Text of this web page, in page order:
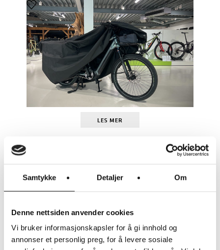
Samtykke Detaljer Om
Denne nettsiden anvender cookies
Vi bruker informasjonskapsler for å gi innhold og
annonser et personlig preg, for å levere sosiale
LES MER
BESKYTTER MOT UVÆR OG
TYVERI
SYKKELOVERTREKK